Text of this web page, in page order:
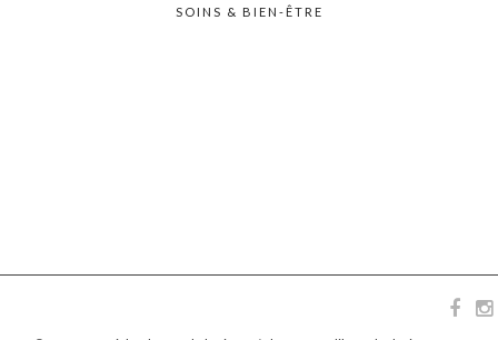
SOINS & BIEN-ÊTRE